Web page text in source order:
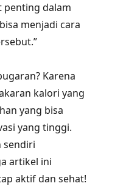
penting dalam
menjadi cara
Karena
kalori yang
yang bisa
yang tinggi.
sendiri
artikel ini
aktif dan sehat!